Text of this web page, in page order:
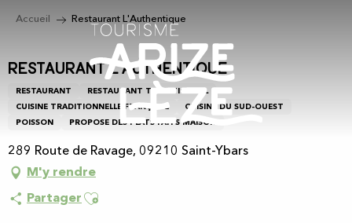
principal
Accueil Restaurant L'Authentique
Restaurant L'Authentique
RESTAURANT
RESTAURANT TRADITIONNEL
CUISINE TRADITIONNELLE FRANÇAISE
CUISINE DU SUD-OUEST
POISSON
PROPOSE DES PLATS FAITS MAISON
289 Route de Ravage, 09210 Saint-Ybars
M'y rendre
Partager Ajouter aux favoris